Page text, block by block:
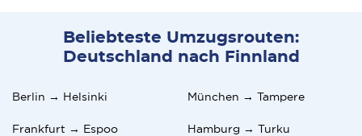
Beliebteste Umzugsrouten:
Deutschland nach Finnland
Berlin → Helsinki München → Tampere
Frankfurt → Espoo Hamburg → Turku